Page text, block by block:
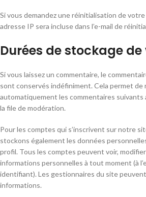
Si vous demandez une réinitialisation de
adresse IP sera incluse dans l’e-mail de
Durées de stockage
Si vous laissez un commentaire, le
sont conservés indéfiniment. Cela permet
automatiquement les commentaires suivants
la file de modération.
Pour les comptes qui s’inscrivent sur notre
stockons également les données
profil. Tous les comptes peuvent voir,
informations personnelles à tout moment (à
identifiant). Les gestionnaires du site
informations.